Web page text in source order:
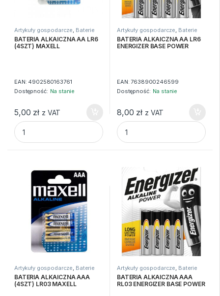
Artykuły gospodarcze, Baterie
BATERIA ALKAICZNA AA LR6
(4SZT) MAXELL
EAN: 4902580163761
Dostępność: Na stanie
5,00 zł z VAT
BATERIA ALKAICZNA AA LR6 (4SZT) MAXELL quantity
Artykuły gospodarcze, Baterie
BATERIA ALKAICZNA AA LR6
ENERGIZER BASE POWER
EAN:7638900246599
Dostępność: Na stanie
8,00 zł z VAT
BATERIA ALKAICZNA AA
Artykuły gospodarcze, Baterie
BATERIA ALKAICZNA AAA
(4SZT) LR03 MAXELL
Artykuły gospodarcze, Baterie
BATERIA ALKAICZNA AAA
RL03 ENERGIZER BASE POWER